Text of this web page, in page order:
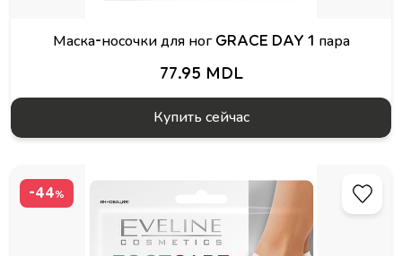
Маска-носочки для ног GRACE DAY 1 пара
77.95 MDL
Купить сейчас
-44%